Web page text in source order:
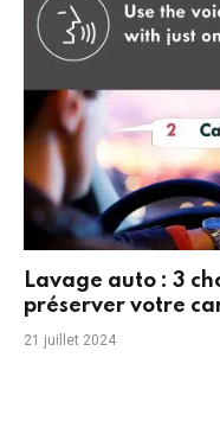
Lavage auto : 3
préserver votre
21 juillet 2024